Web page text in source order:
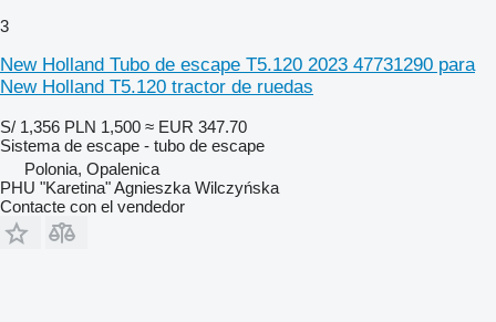
3
New Holland Tubo de escape T5.120 2023 47731290 para
New Holland T5.120 tractor de ruedas
S/ 1,356 PLN 1,500 ≈ EUR 347.70
Sistema de escape - tubo de escape
Polonia, Opalenica
PHU "Karetina" Agnieszka Wilczyńska
Contacte con el vendedor